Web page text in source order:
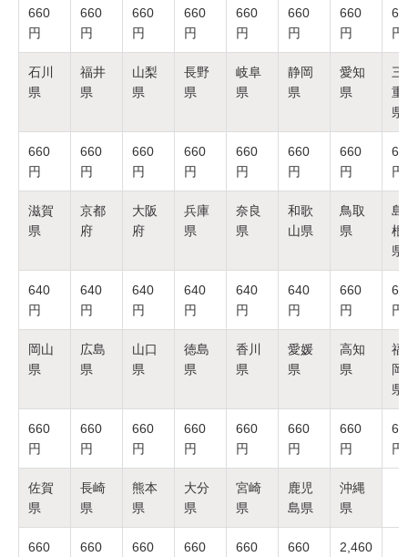
660
円
660
円
660
円
660
円
660
円
660
円
660
円
円
石川
県
福井
県
山梨
県
長野
県
岐阜
県
静岡
県
愛知
県
三
重
県
660
円
660
円
660
円
660
円
660
円
660
円
660
円
円
滋賀
県
京都
府
大阪
府
兵庫
県
奈良
県
和歌
山県
鳥取
県
島
根
県
640
円
640
円
640
円
640
円
640
円
640
円
660
円
円
岡山
県
広島
県
山口
県
徳島
県
香川
県
愛媛
県
高知
県
福
岡
県
660
円
660
円
660
円
660
円
660
円
660
円
660
円
円
佐賀
県
長崎
県
熊本
県
大分
県
宮崎
県
鹿児
島県
沖縄
県
660
660
660
660
660
660
2,460